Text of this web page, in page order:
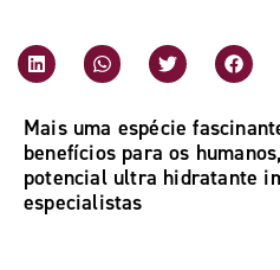
Mais uma espécie
benefícios para os
potencial ultra hidratante
especialistas